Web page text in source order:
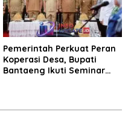
Pemerintah Perkuat Peran
Koperasi Desa, Bupati
Bantaeng Ikuti Seminar